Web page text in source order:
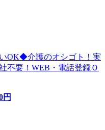
OK◆介護のオシゴト！実
不要！WEB・電話登録Ｏ
円